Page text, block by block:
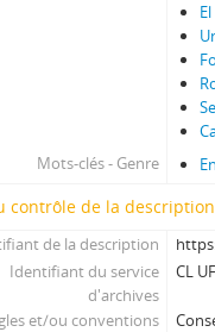
Mots-clés - Genre
contrôle de la description
de la description
Identifiant du service
d'archives
CL
et/ou conventions